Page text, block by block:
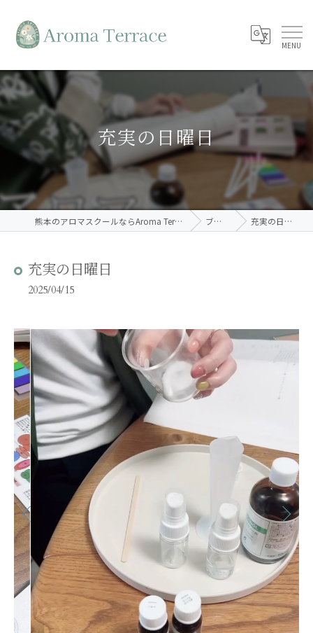
充実の日曜日
熊本のアロマスクールならAroma Terrace ブログ 充実の日曜日
充実の日曜日
2025/04/15